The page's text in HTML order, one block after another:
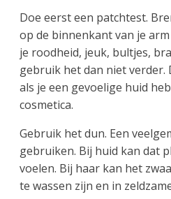
Doe eerst een patchtest.
op de binnenkant van je
je roodheid, jeuk, bultjes,
gebruik het dan niet
als je een gevoelige huid
cosmetica.
Gebruik het dun. Een
gebruiken. Bij huid kan dat
voelen. Bij haar kan het
te wassen zijn en in